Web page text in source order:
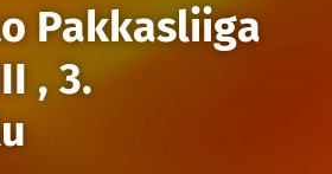
Pakkasliiga
, 3.